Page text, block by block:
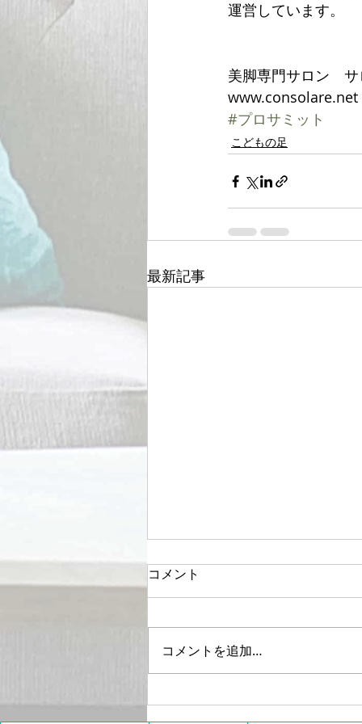
運営しています。
美脚専門サロン　
www.consolare.net
#プロサミット
こどもの足
最新記事
い”をあと押しするピジョン
コメント
コメントを追加…